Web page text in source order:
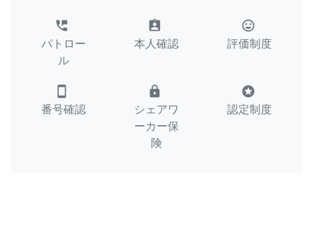
perm_phone_msg
パトロー
ル
assignment_ind
本人確認
tag_faces
評価制度
smartphone
番号確認
lock
シェアワ
ーカー保
険
stars
認定制度